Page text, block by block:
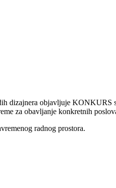
dizajnera objavljuje
za obavljanje konkretnih
radnog prostora.